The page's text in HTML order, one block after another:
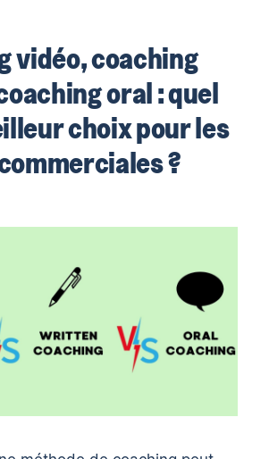
vidéo, coaching
oral : quel
choix pour les
?